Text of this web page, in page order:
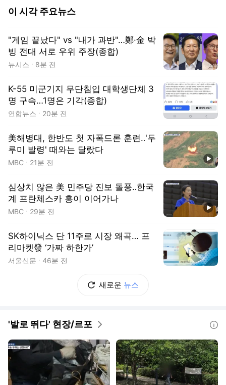
이 시각 주요뉴스
"게임 끝났다" vs "내가 과반"…鄭·金 박
빙 전대 서로 우위 주장(종합)
뉴시스 8분 전
K-55 미군기지 무단침입 대학생단체 3
명 구속…1명은 기각(종합)
연합뉴스 20분 전
美해병대, 한반도 첫 자폭드론 훈련‥'두
루미 발령' 때와는 달랐다
MBC 21분 전
심상치 않은 美 민주당 진보 돌풍‥한국
계 프란체스카 홍이 이어가나
MBC 29분 전
SK하이닉스 단 11주로 시장 왜곡… 프
리마켓發 ‘가짜 하한가’
서울신문 46분 전
새로운 뉴스
'발로 뛰다' 현장/르포